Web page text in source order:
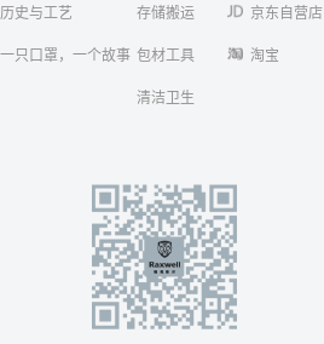
历史与工艺
一只口罩，一个故事
存储搬运
包材工具
清洁卫生
京东自营店
淘宝